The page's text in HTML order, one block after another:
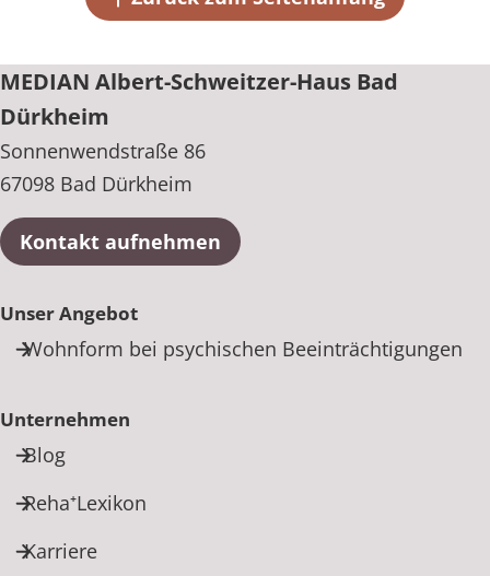
MEDIAN Albert-Schweitzer-Haus Bad
Dürkheim
Sonnenwendstraße 86
67098 Bad Dürkheim
Kontakt aufnehmen
Unser Angebot
Wohnform bei psychischen Beeinträchtigungen
Unternehmen
Blog
Reha⁺Lexikon
Karriere